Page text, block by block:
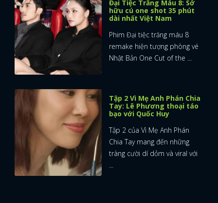
Đại Tiệc Trăng Máu 8: Sở
hữu cú one shot 35 phút
dài nhất Việt Nam
Phim Đại tiệc trăng máu 8
remake hiện tượng phòng vé
Nhật Bản One Cut of the ...
Tập 2 Vì Mẹ Anh Phán Chia
Tay: Lê Phương thoại táo
bạo với Quốc Huy
Tập 2 của Vì Mẹ Anh Phán
Chia Tay mang đến những
tràng cười dí dỏm và viral với
...